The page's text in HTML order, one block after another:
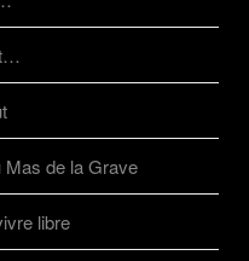
Mas de la Grave
libre